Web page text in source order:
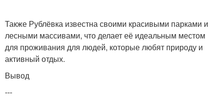
Также Рублёвка известна своими красивыми парками и
лесными массивами, что делает её идеальным местом
для проживания для людей, которые любят природу и
активный отдых.
Вывод
---